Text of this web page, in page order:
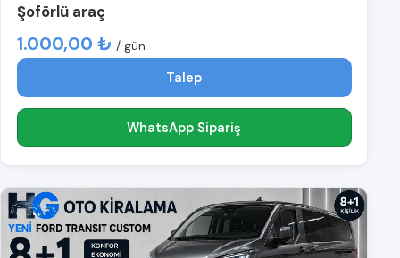
Şoförlü araç
1.000,00 ₺ / gün
Talep
WhatsApp Sipariş